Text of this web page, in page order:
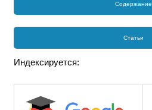
Содержание
Статьи
Индексируется: